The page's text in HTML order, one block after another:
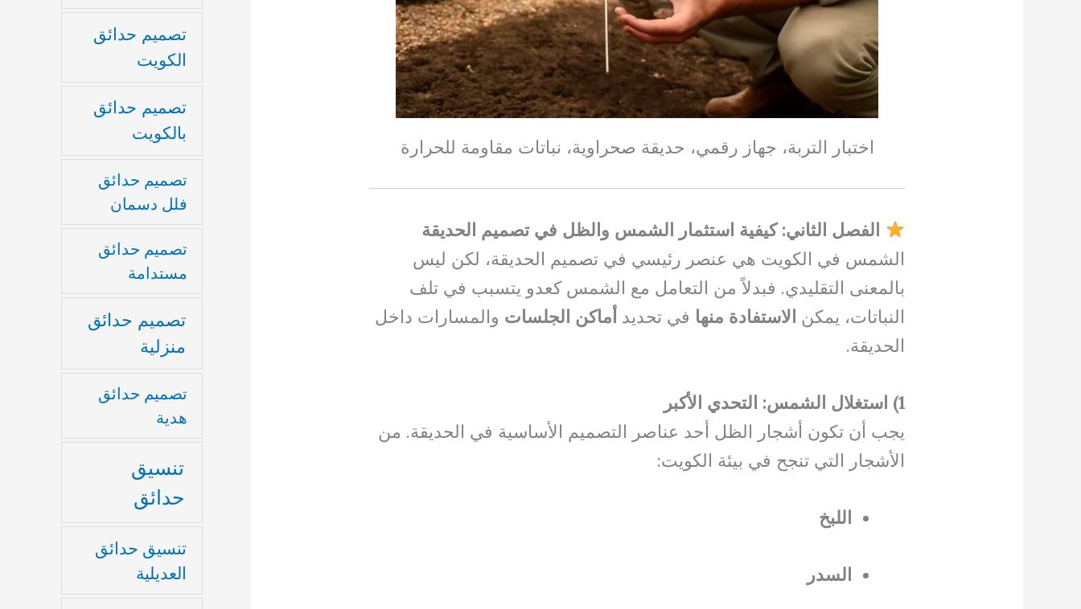
اختبار التربة، جهاز رقمي، حديقة صحراوية، نباتات مقاومة للحرارة
الفصل الثاني: كيفية استثمار الشمس والظل في تصميم الحديقة
الشمس في الكويت هي عنصر رئيسي في تصميم الحديقة، لكن ليس
بالمعنى التقليدي. فبدلاً من التعامل مع الشمس كعدو يتسبب في تلف
النباتات، يمكن الاستفادة منها في تحديد أماكن الجلسات والمسارات داخل
الحديقة.
1) استغلال الشمس: التحدي الأكبر
يجب أن تكون أشجار الظل أحد عناصر التصميم الأساسية في الحديقة. من
الأشجار التي تنجح في بيئة الكويت:
اللبخ
السدر
تصميم حدائق
الكويت
تصميم حدائق
بالكويت
تصميم حدائق
فلل دسمان
تصميم حدائق
مستدامة
تصميم حدائق
منزلية
تصميم حدائق
هدية
تنسيق
حدائق
تنسيق حدائق
العديلية